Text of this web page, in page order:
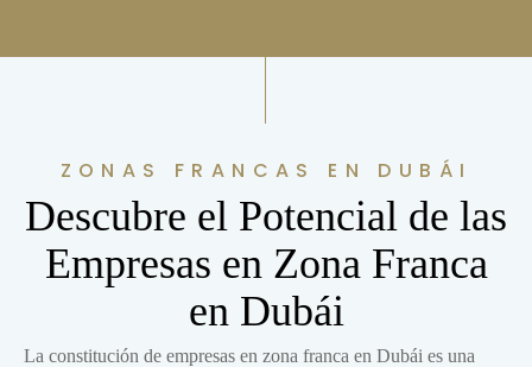
ZONAS FRANCAS EN DUBÁI
Descubre el Potencial de las
Empresas en Zona Franca
en Dubái
La constitución de empresas en zona franca en Dubái es una